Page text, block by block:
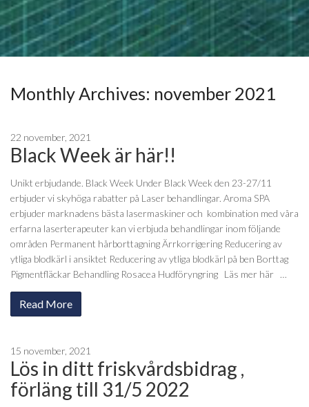
Monthly Archives: november 2021
22 november, 2021
Black Week är här!!
Unikt erbjudande. Black Week Under Black Week den 23-27/11
erbjuder vi skyhöga rabatter på Laser behandlingar. Aroma SPA
erbjuder marknadens bästa lasermaskiner och kombination med våra
erfarna laserterapeuter kan vi erbjuda behandlingar inom följande
områden Permanent hårborttagning Ärrkorrigering Reducering av
ytliga blodkärl i ansiktet Reducering av ytliga blodkärl på ben Borttag
Pigmentfläckar Behandling Rosacea Hudföryngring Läs mer här …
Read More
15 november, 2021
Lös in ditt friskvårdsbidrag ,
förläng till 31/5 2022